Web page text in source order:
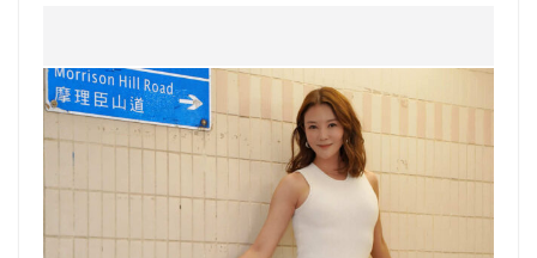
e
b
o
o
k
W
ei
b
o
s
A
p
p
h
at
er l y
Li
n
k